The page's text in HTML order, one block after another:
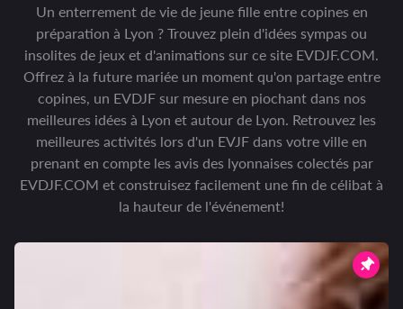
Un enterrement de vie de jeune fille entre copines en
préparation à Lyon ? Trouvez plein d'idées sympas ou
insolites de jeux et d'animations sur ce site EVDJF.COM.
Offrez à la future mariée un moment qu'on partage entre
copines, un EVDJF sur mesure en piochant dans nos
meilleures idées à Lyon et autour de Lyon. Retrouvez les
meilleures activités lors d'un EVJF dans votre ville en
prenant en compte les avis des lyonnaises colectés par
EVDJF.COM et construisez facilement une fin de célibat à
la hauteur de l'événement!